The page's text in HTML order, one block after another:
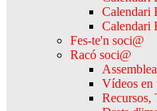
Calendari
Calendari
Fes-te'n soci@
Racó soci@
Vídeos en
Recursos,